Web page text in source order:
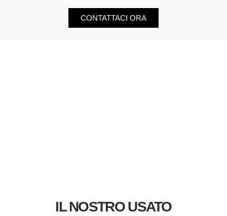
CONTATTACI ORA
IL NOSTRO USATO